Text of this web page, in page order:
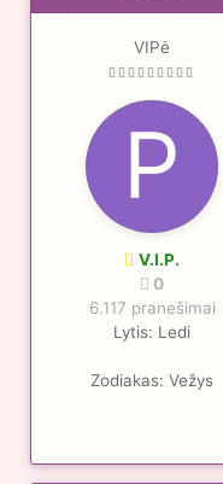
VIPė
V.I.P.
0
6.117 pranešimai
Lytis: Ledi
Zodiakas: Vežys